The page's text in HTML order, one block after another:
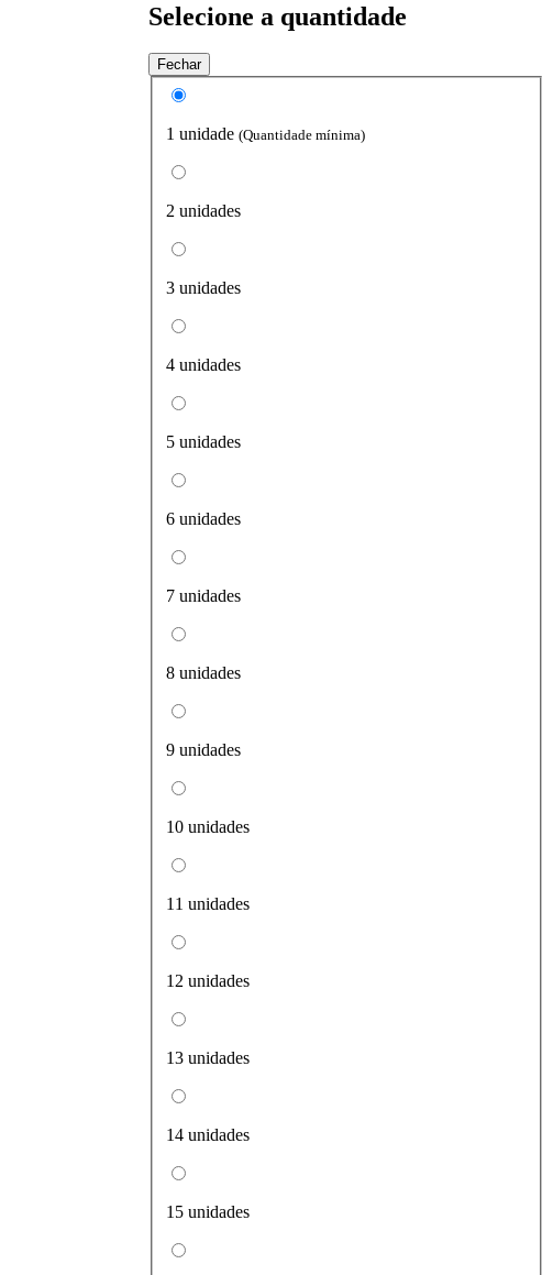
Selecione a quantidade
Fechar
1 unidade (Quantidade mínima)
2 unidades
3 unidades
4 unidades
5 unidades
6 unidades
7 unidades
8 unidades
9 unidades
10 unidades
11 unidades
12 unidades
13 unidades
14 unidades
15 unidades